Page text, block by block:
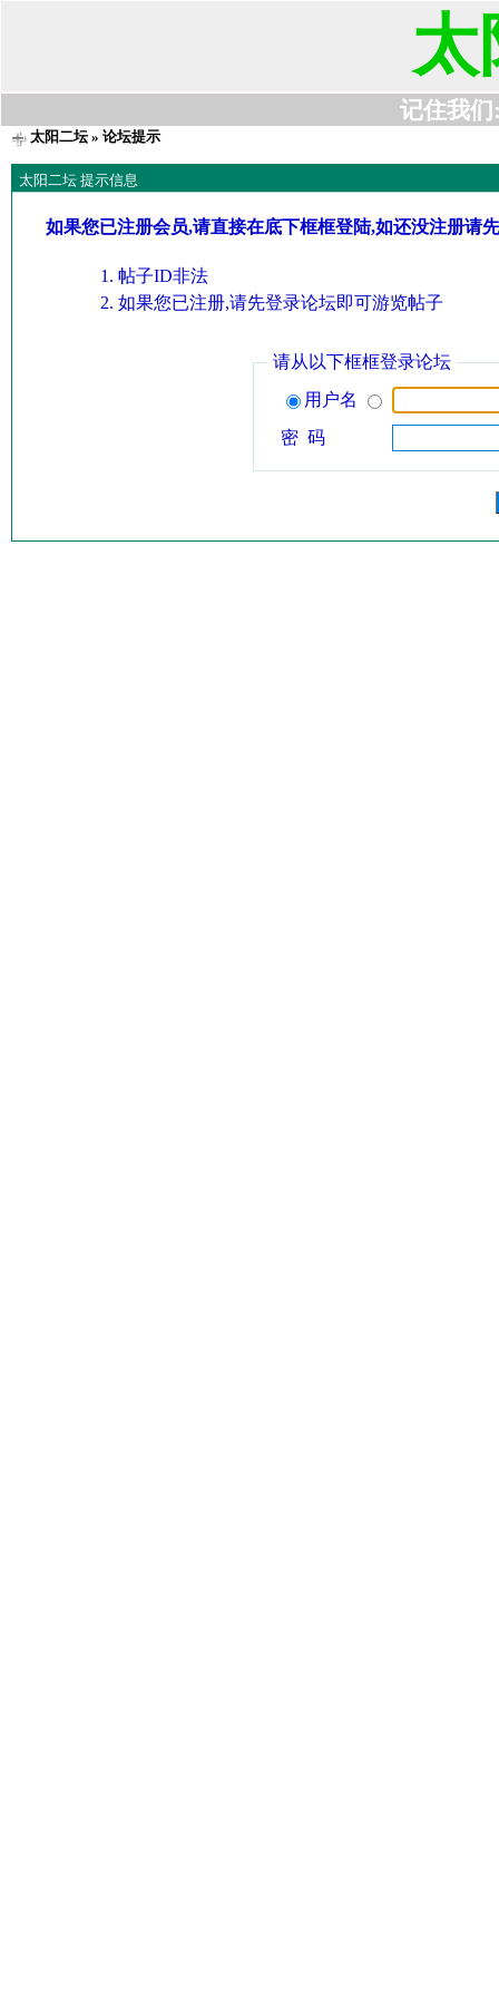
太
记住我们
太阳二坛» 论坛提示
太阳二坛 提示信息
如果您已注册会员,请直接在底下框框登陆,如还没注册请
帖子ID非法
如果您已注册,请先登录论坛即可游览帖子
请从以下框框登录论坛
用户名
密 码